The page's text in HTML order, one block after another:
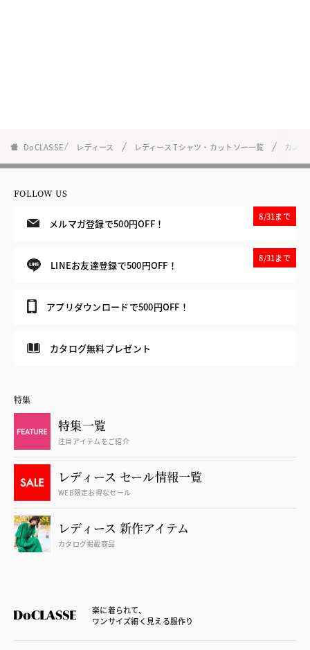
DoCLASSE レディース レディース Tシャツ・カットソー一覧 カノ
FOLLOW US
メルマガ登録で500円OFF！
8/31まで
LINEお友達登録で500円OFF！
8/31まで
アプリダウンロードで500円OFF！
カタログ無料プレゼント
特集
特集一覧
注目アイテムをご紹介
レディース セール情報一覧
WEB限定お得なセール
レディース 新作アイテム
カタログ掲載商品
楽に着られて、
ワンサイズ細く見える服作り